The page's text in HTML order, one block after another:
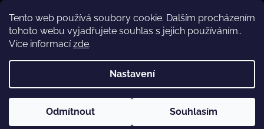
Tento web používá soubory cookie. Dalším procházením
tohoto webu vyjadřujete souhlas s jejich používáním..
Více informacízde.
Nastavení
Odmítnout Souhlasím
Z důvodu čerpání dovolené budeme produkty doručovat až po
crazypaws.cz
Upravit nastavení cookies